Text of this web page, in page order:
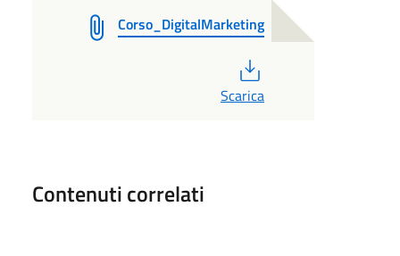
Corso_DigitalMarketing
Scarica
Contenuti correlati